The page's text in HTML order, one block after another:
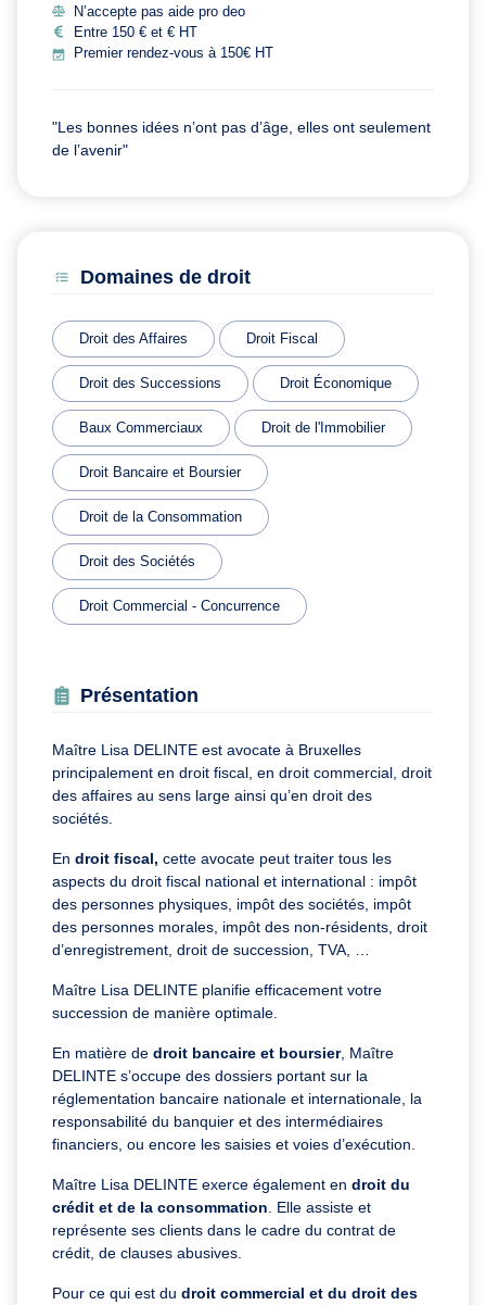
N’accepte pas aide pro deo
Entre 150 € et € HT
Premier rendez-vous à 150€ HT
"Les bonnes idées n’ont pas d’âge, elles ont seulement
de l’avenir"
Domaines de droit
Droit des Affaires Droit Fiscal
Droit des Successions Droit Économique
Baux Commerciaux Droit de l'Immobilier
Droit Bancaire et Boursier
Droit de la Consommation
Droit des Sociétés
Droit Commercial - Concurrence
Présentation
Maître Lisa DELINTE est avocate à Bruxelles
principalement en droit fiscal, en droit commercial, droit
des affaires au sens large ainsi qu’en droit des
sociétés.
En droit fiscal, cette avocate peut traiter tous les
aspects du droit fiscal national et international : impôt
des personnes physiques, impôt des sociétés, impôt
des personnes morales, impôt des non-résidents, droit
d’enregistrement, droit de succession, TVA, …
Maître Lisa DELINTE planifie efficacement votre
succession de manière optimale.
En matière de droit bancaire et boursier, Maître
DELINTE s’occupe des dossiers portant sur la
réglementation bancaire nationale et internationale, la
responsabilité du banquier et des intermédiaires
financiers, ou encore les saisies et voies d’exécution.
Maître Lisa DELINTE exerce également en droit du
crédit et de la consommation . Elle assiste et
représente ses clients dans le cadre du contrat de
crédit, de clauses abusives.
Pour ce qui est du droit commercial et du droit des